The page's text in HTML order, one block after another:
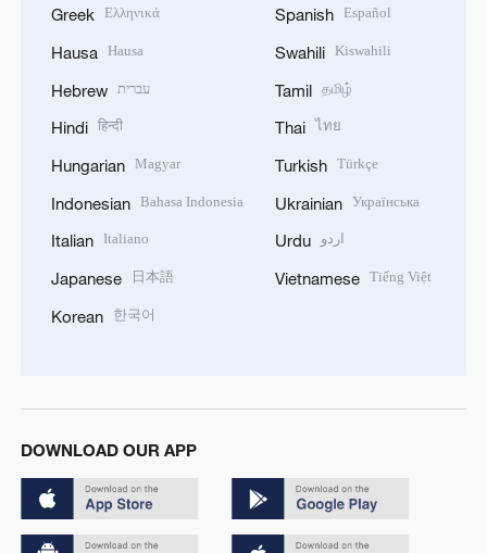
Greek Ελληνικά
Hausa Hausa
Hebrew עברית
Hindi हिन्दी
Hungarian Magyar
Indonesian Bahasa Indonesia
Italian Italiano
Japanese 日本語
Korean 한국어
Spanish Español
Swahili Kiswahili
Tamil தமிழ்
Thai ไทย
Turkish Türkçe
Ukrainian Українська
Urdu اردو
Vietnamese Tiếng Việt
DOWNLOAD OUR APP